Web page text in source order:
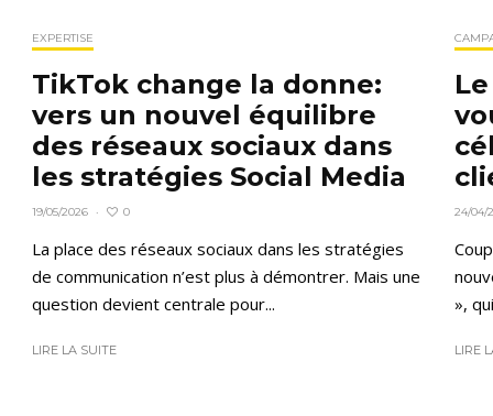
EXPERTISE
TikTok change la donne:
vers un nouvel équilibre
des réseaux sociaux dans
les stratégies Social Media
19/05/2026 · 0
La place des réseaux sociaux dans les stratégies
de communication n’est plus à démontrer. Mais une
question devient centrale pour...
LIRE LA SUITE
24/04/
»,
LIRE